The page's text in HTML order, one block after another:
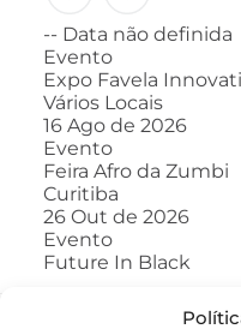
-- Data não definida
Evento
Expo Favela
Vários Locais
16 Ago de 2026
Evento
Feira Afro da Zumbi
Curitiba
26 Out de 2026
Evento
Future In Black